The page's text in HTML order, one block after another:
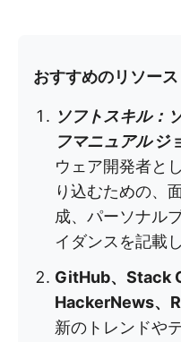
おすすめのリソース
ソフトスキル：
フマニュアルジ
ウェア開発者と
り込むための、
成、パーソナル
イダンスを記載
GitHub、Stack
HackerNews、
新のトレンドや